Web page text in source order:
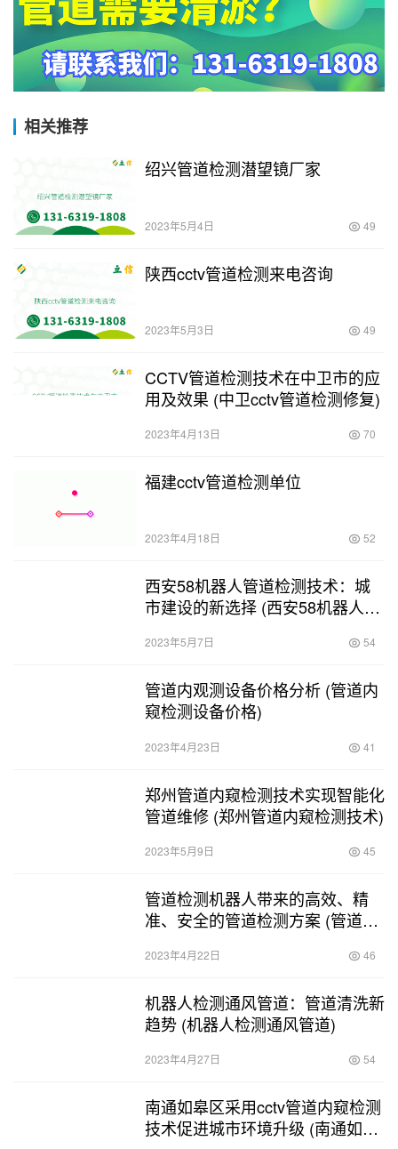
相关推荐
绍兴管道检测潜望镜厂家
2023年5月4日 49
陕西cctv管道检测来电咨询
2023年5月3日 49
CCTV管道检测技术在中卫市的应
用及效果 (中卫cctv管道检测修复)
2023年4月13日 70
福建cctv管道检测单位
2023年4月18日 52
西安58机器人管道检测技术：城
市建设的新选择 (西安58机器人管
2023年5月7日 54
管道内观测设备价格分析 (管道内
窥检测设备价格)
2023年4月23日 41
郑州管道内窥检测技术实现智能化
管道维修 (郑州管道内窥检测技术)
2023年5月9日 45
管道检测机器人带来的高效、精
准、安全的管道检测方案 (管道检
2023年4月22日 46
机器人检测通风管道：管道清洗新
趋势 (机器人检测通风管道)
2023年4月27日 54
南通如皋区采用cctv管道内窥检测
技术促进城市环境升级 (南通如皋